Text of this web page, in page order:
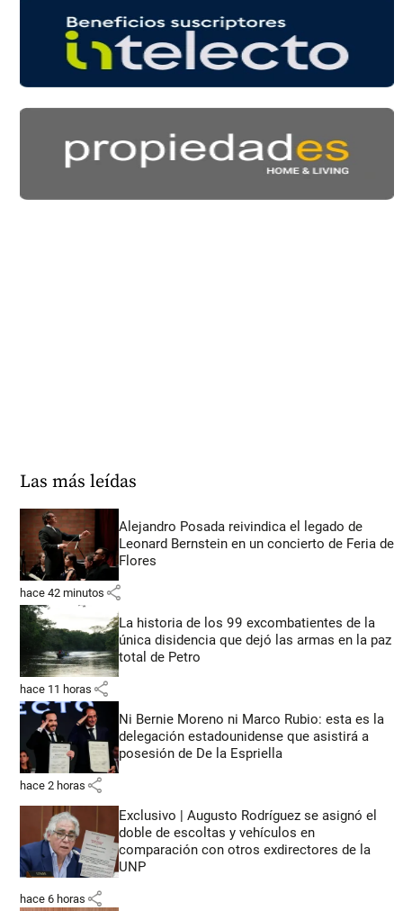
Las más leídas
Alejandro Posada reivindica el legado de
Leonard Bernstein en un concierto de Feria de
Flores
hace 42 minutos share
La historia de los 99 excombatientes de la
única disidencia que dejó las armas en la paz
total de Petro
hace 11 horas share
Ni Bernie Moreno ni Marco Rubio: esta es la
delegación estadounidense que asistirá a
posesión de De la Espriella
hace 2 horas share
Exclusivo | Augusto Rodríguez se asignó el
doble de escoltas y vehículos en
comparación con otros exdirectores de la
UNP
hace 6 horas share